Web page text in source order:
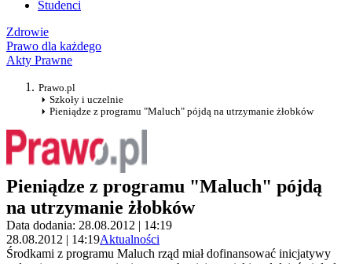
Studenci
Zdrowie
Prawo dla każdego
Akty Prawne
Prawo.pl
Szkoły i uczelnie
Pieniądze z programu "Maluch" pójdą na utrzymanie żłobków
Pieniądze z programu "Maluch" pójdą
na utrzymanie żłobków
Data dodania: 28.08.2012 | 14:19
28.08.2012 | 14:19Aktualności
Środkami z programu Maluch rząd miał dofinansować inicjatywy